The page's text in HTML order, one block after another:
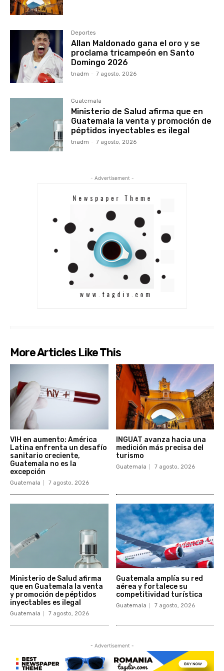
Deportes
Allan Maldonado gana el oro y se
proclama tricampeón en Santo
Domingo 2026
tnadm - 7 agosto, 2026
Guatemala
Ministerio de Salud afirma que en
Guatemala la venta y promoción de
péptidos inyectables es ilegal
tnadm - 7 agosto, 2026
- Advertisement -
More Articles Like This
VIH en aumento: América
Latina enfrenta un desafío
sanitario creciente,
Guatemala no es la
excepción
Guatemala 7 agosto, 2026
INGUAT avanza hacia una
medición más precisa del
turismo
Guatemala 7 agosto, 2026
Ministerio de Salud afirma
que en Guatemala la venta
y promoción de péptidos
inyectables es ilegal
Guatemala 7 agosto, 2026
Guatemala amplía su red
aérea y fortalece su
competitividad turística
Guatemala 7 agosto, 2026
- Advertisement -